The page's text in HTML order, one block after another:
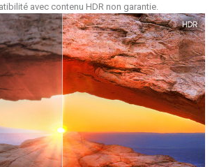
avec contenu HDR non garantie.